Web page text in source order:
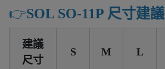
👉️SOL SO-11P 尺寸建議
建議
尺寸
S M L